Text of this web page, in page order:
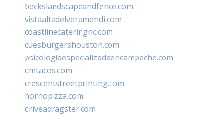
beckslandscapeandfence.com
vistaaltadelveramendi.com
coastlinecateringnc.com
cuesburgershouston.com
psicologiaespecializadaencampeche.com
dmtacos.com
crescentstreetprinting.com
hornopizza.com
driveadragster.com